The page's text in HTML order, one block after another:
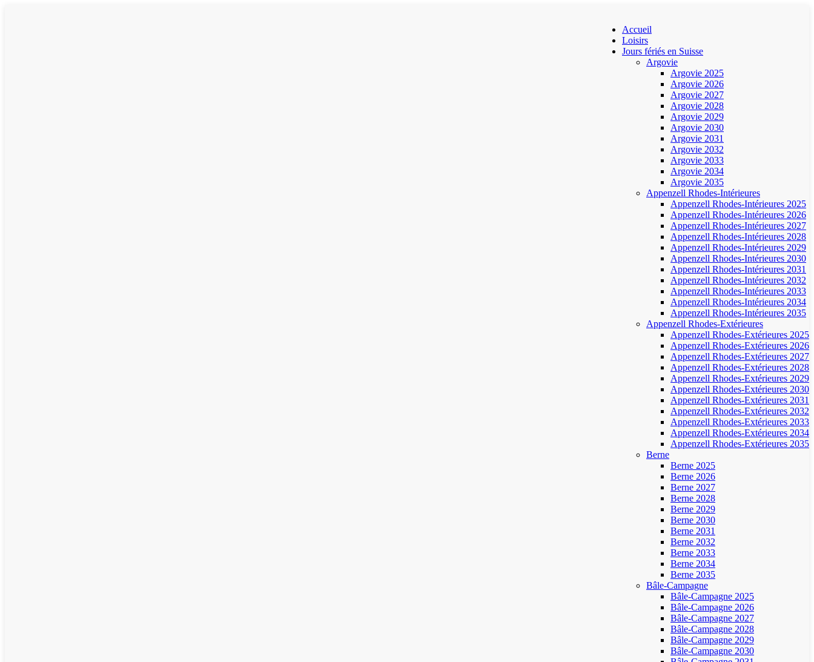
Accueil
Loisirs
Jours fériés en Suisse
Argovie
Argovie 2025
Argovie 2026
Argovie 2027
Argovie 2028
Argovie 2029
Argovie 2030
Argovie 2031
Argovie 2032
Argovie 2033
Argovie 2034
Argovie 2035
Appenzell Rhodes-Intérieures
Appenzell Rhodes-Intérieures 2025
Appenzell Rhodes-Intérieures 2026
Appenzell Rhodes-Intérieures 2027
Appenzell Rhodes-Intérieures 2028
Appenzell Rhodes-Intérieures 2029
Appenzell Rhodes-Intérieures 2030
Appenzell Rhodes-Intérieures 2031
Appenzell Rhodes-Intérieures 2032
Appenzell Rhodes-Intérieures 2033
Appenzell Rhodes-Intérieures 2034
Appenzell Rhodes-Intérieures 2035
Appenzell Rhodes-Extérieures
Appenzell Rhodes-Extérieures 2025
Appenzell Rhodes-Extérieures 2026
Appenzell Rhodes-Extérieures 2027
Appenzell Rhodes-Extérieures 2028
Appenzell Rhodes-Extérieures 2029
Appenzell Rhodes-Extérieures 2030
Appenzell Rhodes-Extérieures 2031
Appenzell Rhodes-Extérieures 2032
Appenzell Rhodes-Extérieures 2033
Appenzell Rhodes-Extérieures 2034
Appenzell Rhodes-Extérieures 2035
Berne
Berne 2025
Berne 2026
Berne 2027
Berne 2028
Berne 2029
Berne 2030
Berne 2031
Berne 2032
Berne 2033
Berne 2034
Berne 2035
Bâle-Campagne
Bâle-Campagne 2025
Bâle-Campagne 2026
Bâle-Campagne 2027
Bâle-Campagne 2028
Bâle-Campagne 2029
Bâle-Campagne 2030